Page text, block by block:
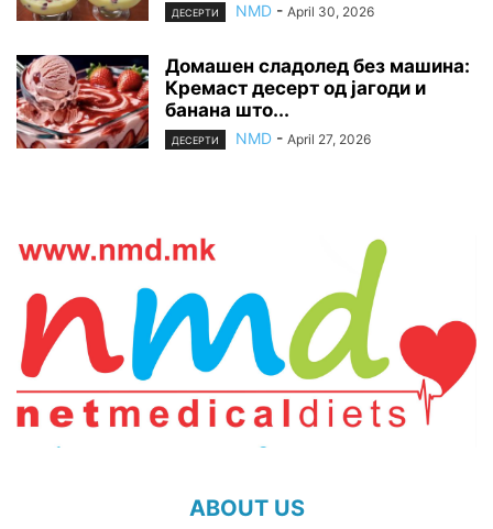
ДЕСЕРТИ NMD - April 30, 2026
Домашен сладолед без машина:
Кремаст десерт од јагоди и
банана што...
ДЕСЕРТИ NMD - April 27, 2026
ABOUT US